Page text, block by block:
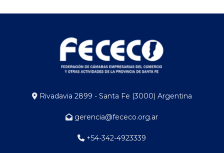
Rivadavia 2899 - Santa Fe (3000) Argentina
gerencia@fececo.org.ar
+54-342-4923339